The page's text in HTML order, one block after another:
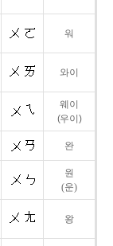
워
와이
웨이
(우이)
완
원
(운)
왕